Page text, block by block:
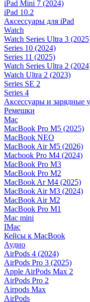
iPad Mini 7 (2024)
iPad 10.2
Аксессуары для iPad
Watch
Watch Series Ultra 3
Series 10 (2024)
Series 11 (2025)
Watch Series Ultra 2
Watch Ultra 2 (2023)
Series SE 2
Series 4
Аксессуары и зарядные
Ремешки
Mac
MacBook Pro M5 (2025)
MacBook NEO
MacBook Air M5 (2026)
Macbook Pro M4 (2024)
MacBook Pro M3
MacBook Pro M2
MacBook Ar M4 (2025)
MacBook Air M3 (2024)
MacBook Air M2
MacBook Pro M1
Mac mini
IMac
Кейсы к MacBook
Аудио
AirPods 4 (2024)
AirPods Pro 3 (2025)
Apple AirPods Max 2
AirPods Pro 2
Airpods Max
AirPods